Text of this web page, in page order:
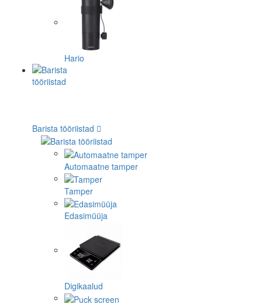
Hario
Barista tööriistad
Automaatne tamper
Tamper
Edasimüüja
Digikaalud